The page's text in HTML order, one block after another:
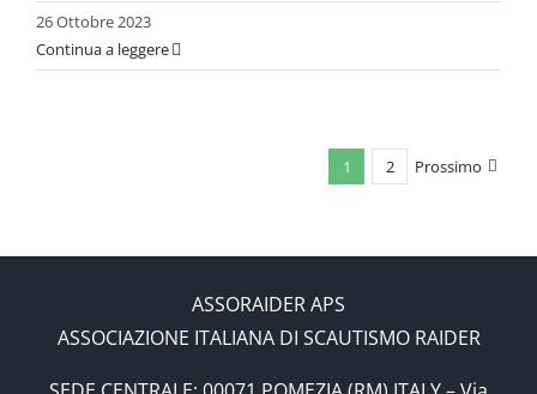
26 Ottobre 2023
Continua a leggere
1 2 Prossimo
ASSORAIDER APS
ASSOCIAZIONE ITALIANA DI SCAUTISMO RAIDER